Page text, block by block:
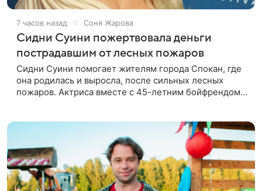
7 часов назад Соня Жарова
Сидни Суини пожертвовала деньги
пострадавшим от лесных пожаров
Сидни Суини помогает жителям города Спокан, где
она родилась и выросла, после сильных лесных
пожаров. Актриса вместе с 45-летним бойфрендом